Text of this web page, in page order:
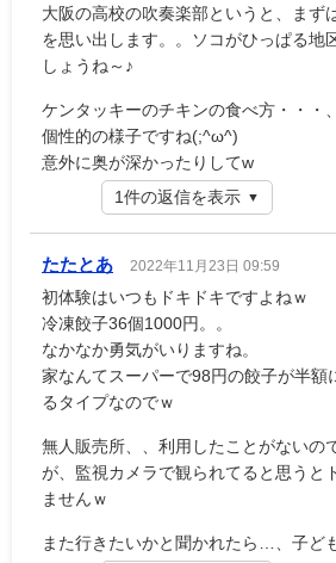
大阪の高校の吹奏楽部というと、まず
を思い出します。。ソコがひっぱる地
しょうね～♪
ケンタッキーのチキンの食べ方・・・
個性的の様子ですね(;^ω^)
意外に奥が深かったりしてw
1件の返信を表示
たたとあ 2022年11月23日 09:59
初体験はいつもドキドキですよねｗ
冷凍餃子36個1000円。。
なかなか勇気がいりますね。
家なんてスーパーで98円の餃子が半額
るタイプなのでｗ
無人販売所、、利用したことがないの
が、監視カメラで観られてると思うと
ませんｗ
また行きたいかと聞かれたら…、子ど